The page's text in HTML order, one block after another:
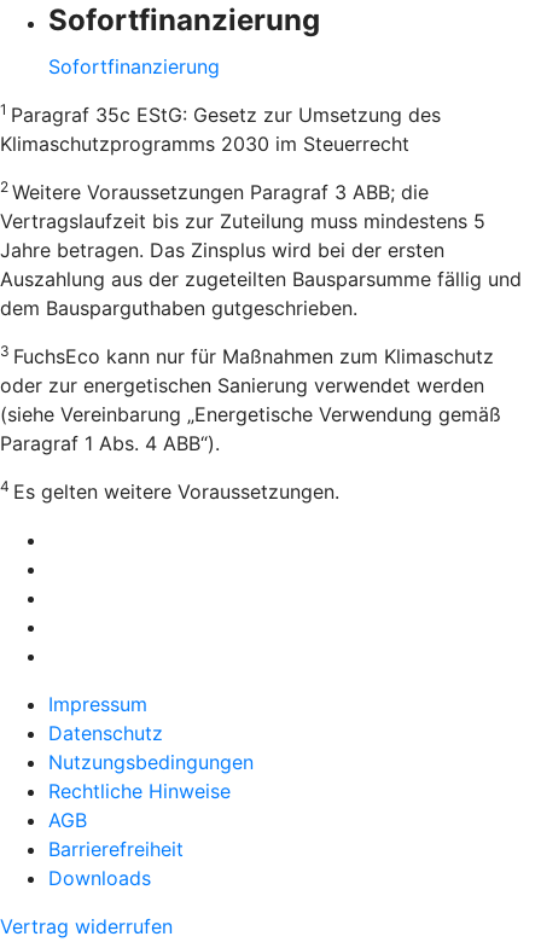
Sofortfinanzierung
Sofortfinanzierung
1 Paragraf 35c EStG: Gesetz zur Umsetzung des
Klimaschutzprogramms 2030 im Steuerrecht
2 Weitere Voraussetzungen Paragraf 3 ABB; die
Vertragslaufzeit bis zur Zuteilung muss mindestens 5
Jahre betragen. Das Zinsplus wird bei der ersten
Auszahlung aus der zugeteilten Bausparsumme fällig und
dem Bausparguthaben gutgeschrieben.
3 FuchsEco kann nur für Maßnahmen zum Klimaschutz
oder zur energetischen Sanierung verwendet werden
(siehe Vereinbarung „Energetische Verwendung gemäß
Paragraf 1 Abs. 4 ABB“).
4 Es gelten weitere Voraussetzungen.
Impressum
Datenschutz
Nutzungsbedingungen
Rechtliche Hinweise
AGB
Barrierefreiheit
Downloads
Vertrag widerrufen